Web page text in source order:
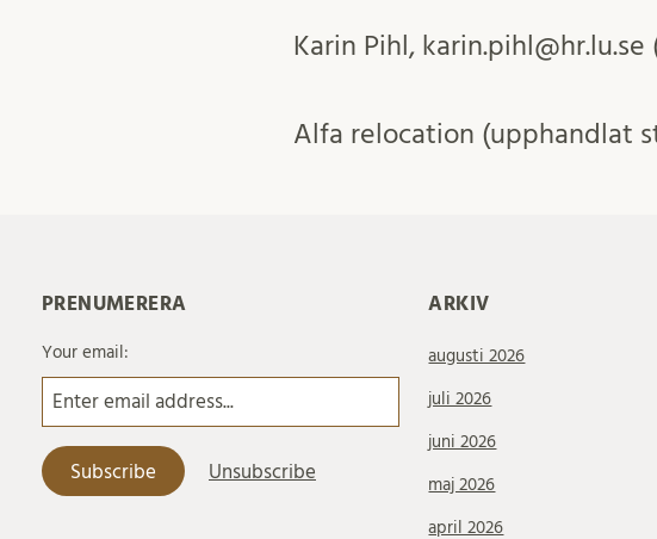
Karin Pihl,
Alfa relocation (upphandlat
PRENUMERERA
Your email:
ARKIV
augusti 2026
juli 2026
juni 2026
maj 2026
april 2026